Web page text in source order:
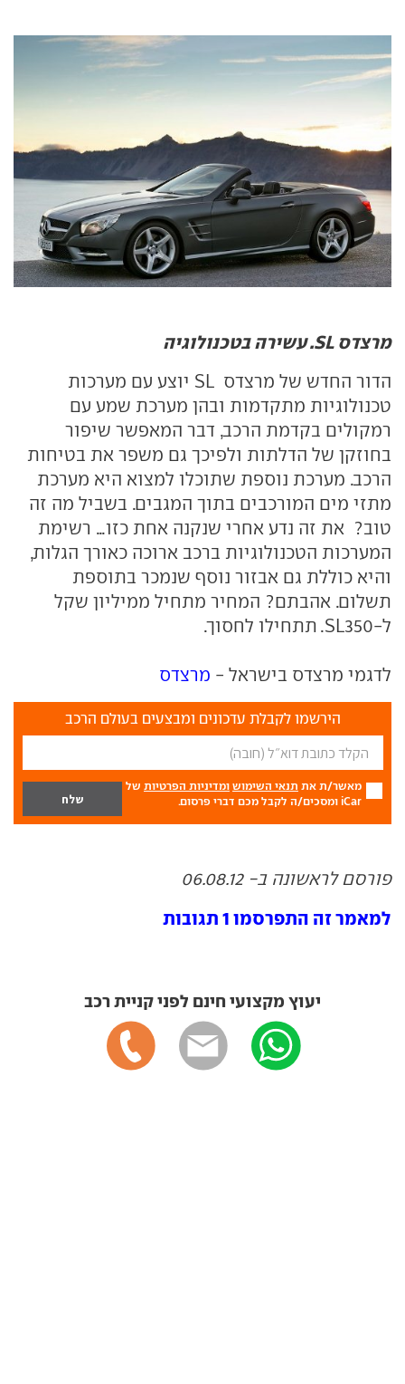
מרצדס SL. עשירה בטכנולוגיה
הדור החדש של מרצדס SL יוצע עם מערכות
טכנולוגיות מתקדמות ובהן מערכת שמע עם
רמקולים בקדמת הרכב, דבר המאפשר שיפור
בחוזקן של הדלתות ולפיכך גם משפר את בטיחות
הרכב. מערכת נוספת שתוכלו למצוא היא מערכת
מתזי מים המורכבים בתוך המגבים. בשביל מה זה
טוב? את זה נדע אחרי שנקנה אחת כזו... רשימת
המערכות הטכנולוגיות ברכב ארוכה כאורך הגלות,
והיא כוללת גם אבזור נוסף שנמכר בתוספת
תשלום. אהבתם? המחיר מתחיל ממיליון שקל
ל-SL350. תתחילו לחסוך.
לדגמי מרצדס בישראל - מרצדס
הירשמו לקבלת עדכונים ומבצעים בעולם הרכב
מאשר/ת את תנאי השימוש ומדיניות הפרטיות של
iCar ומסכים/ה לקבל מכם דברי פרסום.
פורסם לראשונה ב- 06.08.12
למאמר זה התפרסמו 1 תגובות
יעוץ מקצועי חינם לפני קניית רכב